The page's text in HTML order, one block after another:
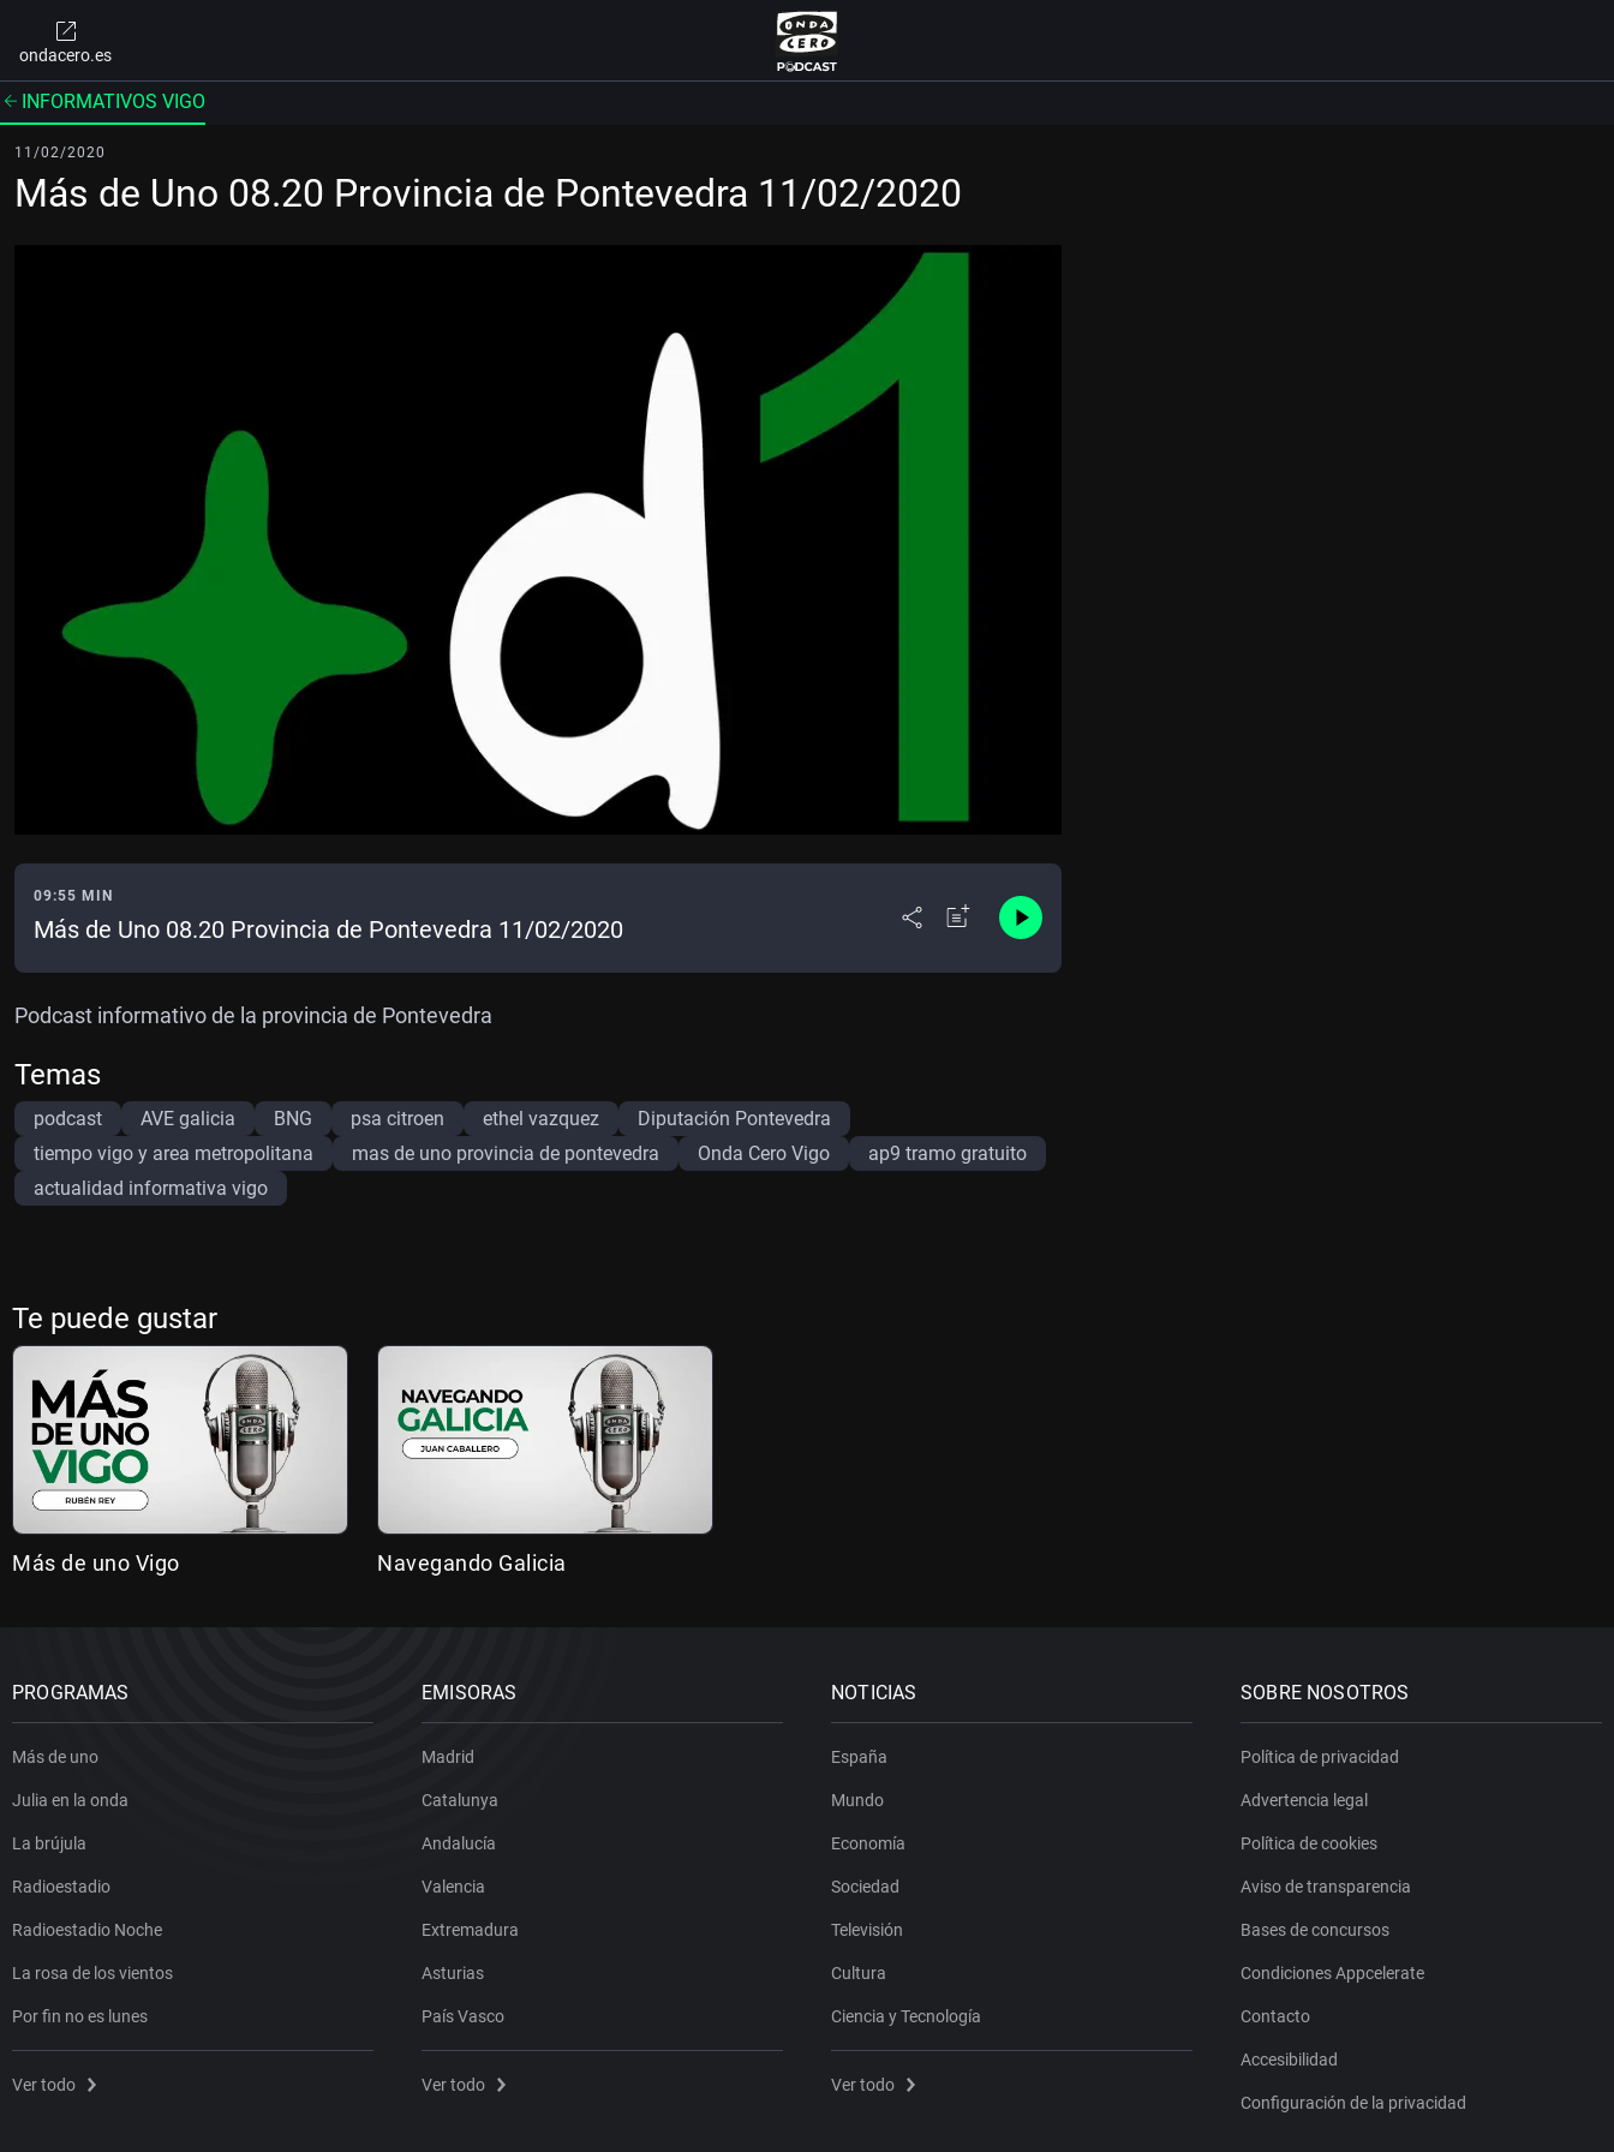
ondacero.es
INFORMATIVOS VIGO
11/02/2020
Más de Uno 08.20 Provincia de Pontevedra 11/02/2020
09:55 MIN
Más de Uno 08.20 Provincia de Pontevedra 11/02/2020
Podcast informativo de la provincia de Pontevedra
Temas
podcast AVE galicia BNG psa citroen ethel vazquez
Diputación Pontevedra
tiempo vigo y area metropolitana
mas de uno provincia de pontevedra Onda Cero Vigo
ap9 tramo gratuito
actualidad informativa vigo
Te puede gustar
Más de uno Vigo Navegando Galicia
PROGRAMAS
Más de uno
Julia en la onda
La brújula
Radioestadio
Radioestadio Noche
La rosa de los vientos
Por fin no es lunes
Ver todo
EMISORAS
Madrid
Catalunya
Andalucía
Valencia
Extremadura
Asturias
País Vasco
Ver todo
NOTICIAS
España
Mundo
Economía
Sociedad
Televisión
Cultura
Ciencia y Tecnología
Ver todo
SOBRE NOSOTROS
Política de privacidad
Advertencia legal
Política de cookies
Aviso de transparencia
Bases de concursos
Condiciones Appcelerate
Contacto
Accesibilidad
Configuración de la privacidad